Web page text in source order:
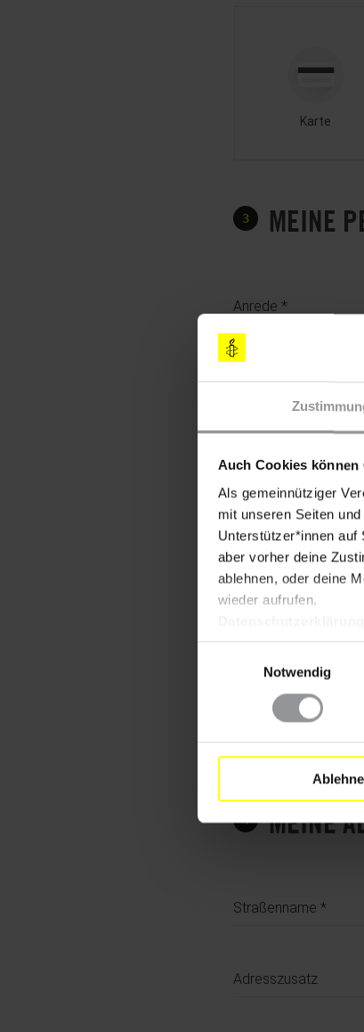
Auch Cookies können
Als gemeinnütziger
mit unseren Seiten
Unterstützer*innen
aber vorher deine
ablehnen, oder deine
wieder aufrufen.
Notwendig
Karte
3 MEINE
Anrede
Vorname
Nachname
E-Mail
Telefonnummer
Geburtsdatum
4 MEINE
Straßenname
Adresszusatz